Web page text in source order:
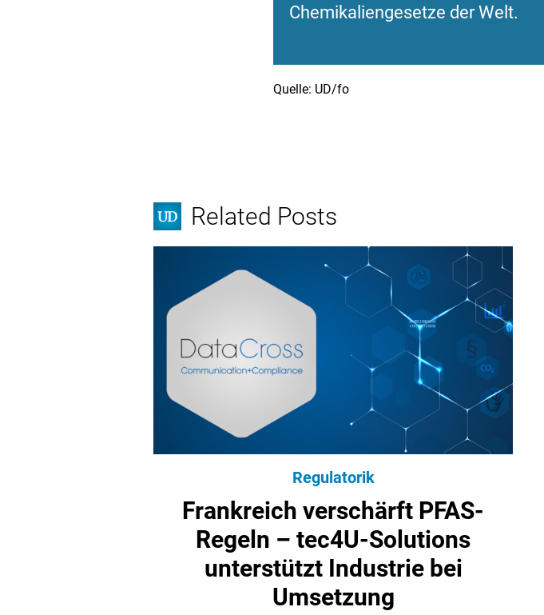
Chemikaliengesetze der Welt.
Quelle: UD/fo
Related Posts
Regulatorik
Frankreich verschärft PFAS-
Regeln – tec4U-Solutions
unterstützt Industrie bei
Umsetzung